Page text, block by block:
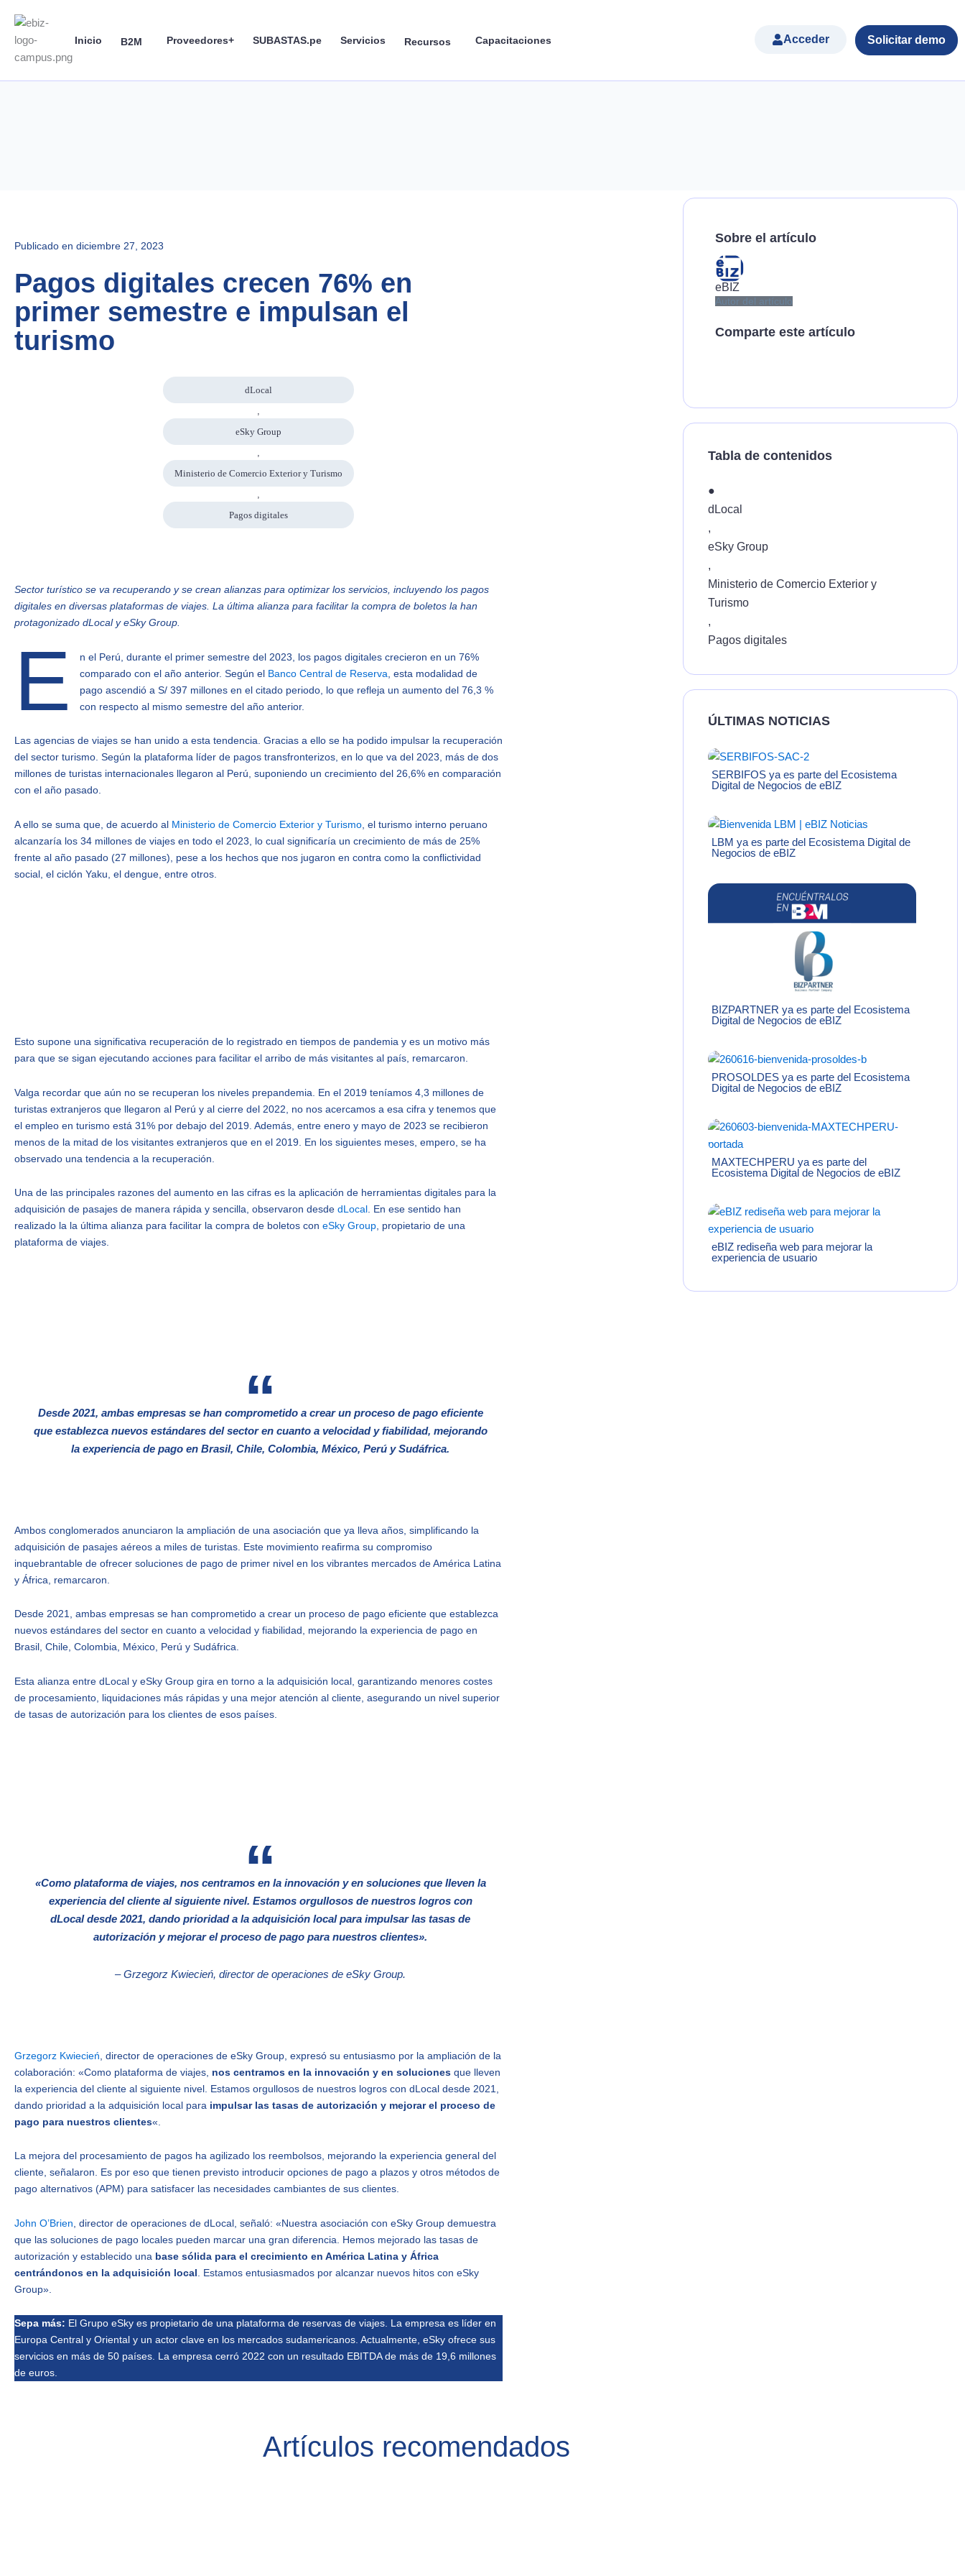
content
Inicio B2M Proveedores+ SUBASTAS.pe Servicios Recursos Capacitaciones Acceder Solicitar demo
Publicado en diciembre 27, 2023
Pagos digitales crecen 76% en
primer semestre e impulsan el
turismo
dLocal
,
eSky Group
,
Ministerio de Comercio Exterior y Turismo
,
Pagos digitales
Sector turístico se va recuperando y se crean alianzas para optimizar los servicios, incluyendo los pagos
digitales en diversas plataformas de viajes. La última alianza para facilitar la compra de boletos la han
protagonizado dLocal y eSky Group.
E
n el Perú, durante el primer semestre del 2023, los pagos digitales crecieron en un 76%
comparado con el año anterior. Según el Banco Central de Reserva , esta modalidad de
pago ascendió a S/ 397 millones en el citado periodo, lo que refleja un aumento del 76,3 %
con respecto al mismo semestre del año anterior.
Las agencias de viajes se han unido a esta tendencia. Gracias a ello se ha podido impulsar la recuperación
del sector turismo. Según la plataforma líder de pagos transfronterizos, en lo que va del 2023, más de dos
millones de turistas internacionales llegaron al Perú, suponiendo un crecimiento del 26,6% en comparación
con el año pasado.
A ello se suma que, de acuerdo al Ministerio de Comercio Exterior y Turismo , el turismo interno peruano
alcanzaría los 34 millones de viajes en todo el 2023, lo cual significaría un crecimiento de más de 25%
frente al año pasado (27 millones), pese a los hechos que nos jugaron en contra como la conflictividad
social, el ciclón Yaku, el dengue, entre otros.
Esto supone una significativa recuperación de lo registrado en tiempos de pandemia y es un motivo más
para que se sigan ejecutando acciones para facilitar el arribo de más visitantes al país, remarcaron.
Valga recordar que aún no se recuperan los niveles prepandemia. En el 2019 teníamos 4,3 millones de
turistas extranjeros que llegaron al Perú y al cierre del 2022, no nos acercamos a esa cifra y tenemos que
el empleo en turismo está 31% por debajo del 2019. Además, entre enero y mayo de 2023 se recibieron
menos de la mitad de los visitantes extranjeros que en el 2019. En los siguientes meses, empero, se ha
observado una tendencia a la recuperación.
Una de las principales razones del aumento en las cifras es la aplicación de herramientas digitales para la
adquisición de pasajes de manera rápida y sencilla, observaron desde dLocal . En ese sentido han
realizado la la última alianza para facilitar la compra de boletos con eSky Group , propietario de una
plataforma de viajes.
Desde 2021, ambas empresas se han comprometido a crear un proceso de pago eficiente
que establezca nuevos estándares del sector en cuanto a velocidad y fiabilidad, mejorando
la experiencia de pago en Brasil, Chile, Colombia, México, Perú y Sudáfrica.
Ambos conglomerados anunciaron la ampliación de una asociación que ya lleva años, simplificando la
adquisición de pasajes aéreos a miles de turistas. Este movimiento reafirma su compromiso
inquebrantable de ofrecer soluciones de pago de primer nivel en los vibrantes mercados de América Latina
y África, remarcaron.
Desde 2021, ambas empresas se han comprometido a crear un proceso de pago eficiente que establezca
nuevos estándares del sector en cuanto a velocidad y fiabilidad, mejorando la experiencia de pago en
Brasil, Chile, Colombia, México, Perú y Sudáfrica.
Esta alianza entre dLocal y eSky Group gira en torno a la adquisición local, garantizando menores costes
de procesamiento, liquidaciones más rápidas y una mejor atención al cliente, asegurando un nivel superior
de tasas de autorización para los clientes de esos países.
«Como plataforma de viajes, nos centramos en la innovación y en soluciones que lleven la
experiencia del cliente al siguiente nivel. Estamos orgullosos de nuestros logros con
dLocal desde 2021, dando prioridad a la adquisición local para impulsar las tasas de
autorización y mejorar el proceso de pago para nuestros clientes».
– Grzegorz Kwiecień, director de operaciones de eSky Group.
Grzegorz Kwiecień , director de operaciones de eSky Group, expresó su entusiasmo por la ampliación de la
colaboración: «Como plataforma de viajes, nos centramos en la innovación y en soluciones que lleven
la experiencia del cliente al siguiente nivel. Estamos orgullosos de nuestros logros con dLocal desde 2021,
dando prioridad a la adquisición local para impulsar las tasas de autorización y mejorar el proceso de
pago para nuestros clientes«.
La mejora del procesamiento de pagos ha agilizado los reembolsos, mejorando la experiencia general del
cliente, señalaron. Es por eso que tienen previsto introducir opciones de pago a plazos y otros métodos de
pago alternativos (APM) para satisfacer las necesidades cambiantes de sus clientes.
John O’Brien , director de operaciones de dLocal, señaló: «Nuestra asociación con eSky Group demuestra
que las soluciones de pago locales pueden marcar una gran diferencia. Hemos mejorado las tasas de
autorización y establecido una base sólida para el crecimiento en América Latina y África
centrándonos en la adquisición local . Estamos entusiasmados por alcanzar nuevos hitos con eSky
Group».
Sepa más: El Grupo eSky es propietario de una plataforma de reservas de viajes. La empresa es líder en
Europa Central y Oriental y un actor clave en los mercados sudamericanos. Actualmente, eSky ofrece sus
servicios en más de 50 países. La empresa cerró 2022 con un resultado EBITDA de más de 19,6 millones
de euros.
Sobre el artículo
eBIZ
Autor del artículo
Comparte este artículo
Tabla de contenidos
●
dLocal
,
eSky Group
,
Ministerio de Comercio Exterior y
Turismo
,
Pagos digitales
ÚLTIMAS NOTICIAS
SERBIFOS ya es parte del Ecosistema
Digital de Negocios de eBIZ
LBM ya es parte del Ecosistema Digital de
Negocios de eBIZ
BIZPARTNER ya es parte del Ecosistema
Digital de Negocios de eBIZ
PROSOLDES ya es parte del Ecosistema
Digital de Negocios de eBIZ
MAXTECHPERU ya es parte del
Ecosistema Digital de Negocios de eBIZ
eBIZ rediseña web para mejorar la
experiencia de usuario
Artículos recomendados